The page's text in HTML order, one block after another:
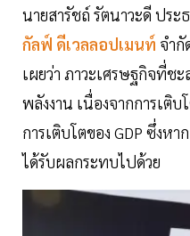
นายสารัชถ์ รัตนาวะดี ปร
กัลฟ์ ดีเวลลอปเมนท์ จำ
เผยว่า ภาวะเศรษฐกิจที่ช
พลังงาน เนื่องจากการเติ
การเติบโตของ GDP ซึ่งห
ได้รับผลกระทบไปด้วย